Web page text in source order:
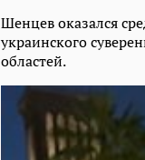
Шенцев оказался
украинского
областей.